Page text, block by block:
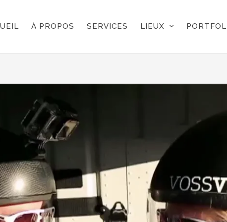
À PROPOS SERVICES LIEUX